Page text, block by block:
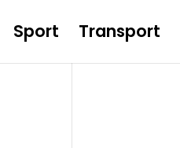
Sport Transport